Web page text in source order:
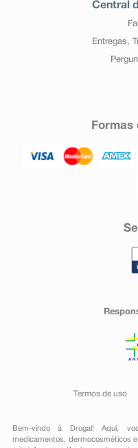
Central
Entregas,
Formas
Termos de uso
Bem-vindo à Drogal! Aqui,
medicamentos , dermocosméticos